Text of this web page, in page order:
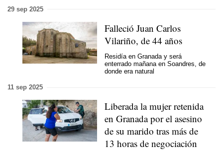
29 sep 2025
Falleció Juan Carlos
Vilariño, de 44 años
Residía en Granada y será
enterrado mañana en Soandres, de
donde era natural
11 sep 2025
Liberada la mujer retenida
en Granada por el asesino
de su marido tras más de
13 horas de negociación